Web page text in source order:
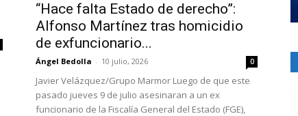
“Hace falta Estado de derecho”:
Alfonso Martínez tras homicidio
de exfuncionario...
Ángel Bedolla - 10 julio, 2026 0
Javier Velázquez/Grupo Marmor Luego de que este
pasado jueves 9 de julio asesinaran a un ex
funcionario de la Fiscalía General del Estado (FGE),